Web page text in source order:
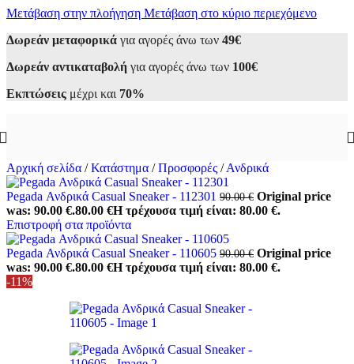
Μετάβαση στην πλοήγηση Μετάβαση στο κύριο περιεχόμενο
Δωρεάν μεταφορικά για αγορές άνω των 49€
Δωρεάν αντικαταβολή για αγορές άνω των 100€
Εκπτώσεις μέχρι και 70%
Αρχική σελίδα / Κατάστημα / Προσφορές / Ανδρικά
Pegada Ανδρικά Casual Sneaker - 112301 90.00€ Original price
was: 90.00 €.80.00 €Η τρέχουσα τιμή είναι: 80.00 €.
Επιστροφή στα προϊόντα
Pegada Ανδρικά Casual Sneaker - 110605 90.00€ Original price
was: 90.00 €.80.00 €Η τρέχουσα τιμή είναι: 80.00 €.
-11%